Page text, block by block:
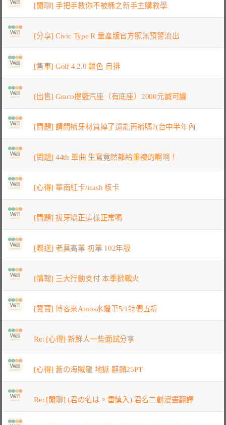
[閒聊] 手把手教你不被桶之新手主購教學
[分享] Civic Type R 量產版官方照無預警流出
[售車] Golf 4 2.0 銀色 自排
[出售] Graco提籃汽座（有底座）2000元誠可議
[問題] 請問補牙材質掉了還能再補嗎?(台中半年內
[問題] 44th 單曲 生寫竟然都給重複的啊啊！
[心得] 華南紅卡/icash 核卡
[問題] 拔牙矯正這樣正常嗎
[贈送] 老莫高業 初業 102年版
[情報] 三大行動支付 本季掀戰火
[寶寶] 博客來Amos水蠟筆5/1特價五折
Re: [心得] 新鮮人一些面試分享
[心得] 蒼の海賊龍 地獄 麒麟25PT
Re: [閒聊] (君の名は。雷慎入) 君名二創漫畫翻譯